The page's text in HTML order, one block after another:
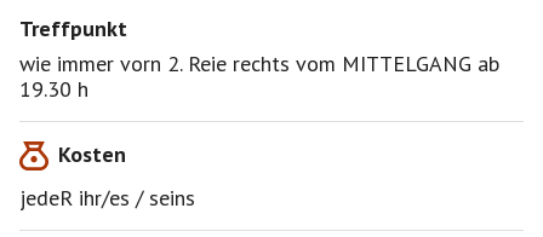
Treffpunkt
wie immer vorn 2. Reie rechts vom MITTELGANG ab
19.30 h
Kosten
jedeR ihr/es / seins